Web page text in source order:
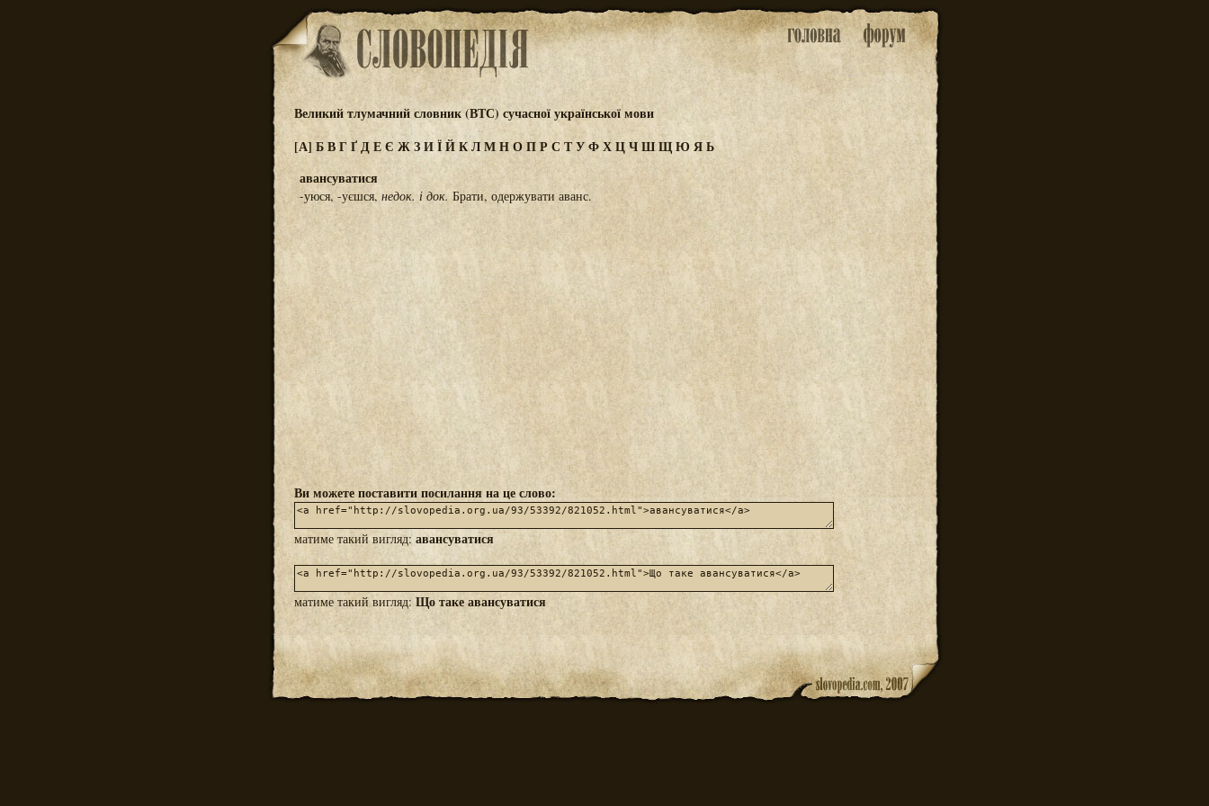
Великий тлумачний словник (ВТС) сучасної української мови
[А] БВГ ҐДЕЄ ЖЗИЇЙКЛМНОПРС ТУФХЦЧШЩЮ ЯЬ
авансуватися
-уюся, -уєшся, недок. і док. Брати, одержувати аванс.
Ви можете поставити посилання на це слово:
матиме такий вигляд: авансуватися
матиме такий вигляд:Що таке авансуватися